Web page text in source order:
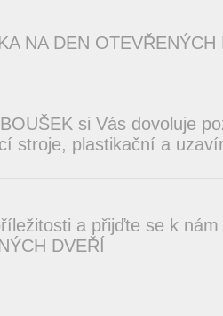
NA DEN OTEVŘENÝCH
si Vás dovoluje
stroje, plastikační a
a přijďte se k
DVEŘÍ